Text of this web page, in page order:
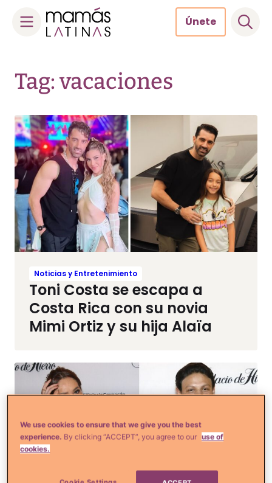
content
Únete
Tag: vacaciones
Noticias y Entretenimiento
Toni Costa se escapa a
Costa Rica con su novia
Mimi Ortiz y su hija Alaïa
We use cookies to ensure that we give you the best
experience. By clicking “ACCEPT”, you agree to our use of
cookies.